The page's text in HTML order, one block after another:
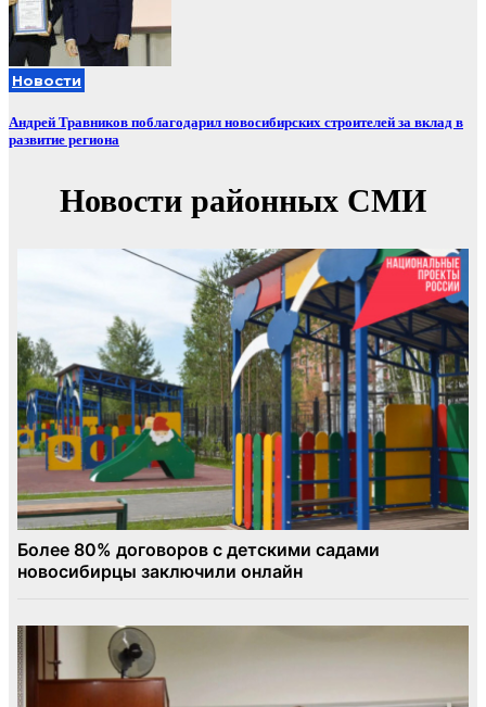
Новости
Андрей Травников поблагодарил новосибирских строителей за вклад в
развитие региона